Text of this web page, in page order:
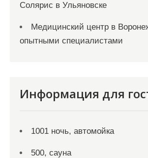
Солярис в Ульяновске
Медицинский центр в
опытными специалистами
Информация для
1001 ночь, автомойка
500, сауна